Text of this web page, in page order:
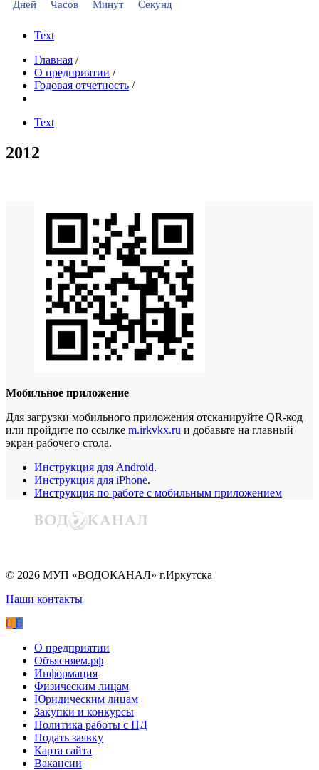
Дней Часов Минут Секунд
Text
Главная /
О предприятии /
Годовая отчетность /
Text
2012
Мобильное приложение
Для загрузки мобильного приложения отсканируйте QR-код
или пройдите по ссылке m.irkvkx.ru и добавьте на главный
экран рабочего стола.
Инструкция для Android.
Инструкция для iPhone.
Инструкция по работе с мобильным приложением
© 2026 МУП «ВОДОКАНАЛ» г.Иркутска
Наши контакты
О предприятии
Объясняем.рф
Информация
Физическим лицам
Юридическим лицам
Закупки и конкурсы
Политика работы с ПД
Подать заявку
Карта сайта
Вакансии